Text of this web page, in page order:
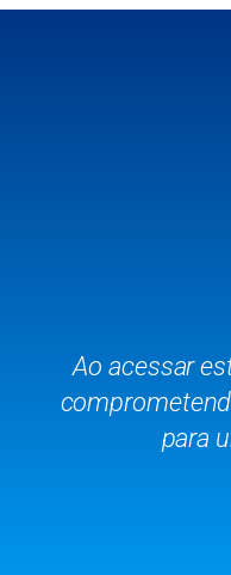
Ao acessar
para